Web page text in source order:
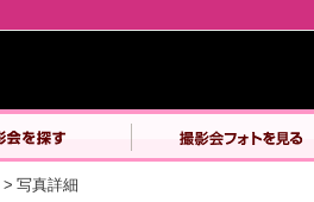
> 写真詳細